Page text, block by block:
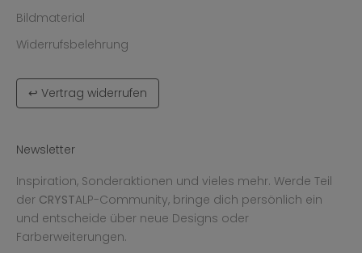
Bildmaterial
Widerrufsbelehrung
↩ Vertrag widerrufen
Newsletter
Inspiration, Sonderaktionen und vieles mehr. Werde Teil
der CRYSTALP-Community, bringe dich persönlich ein
und entscheide über neue Designs oder
Farberweiterungen.